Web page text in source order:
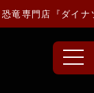
専門店『ダイナ